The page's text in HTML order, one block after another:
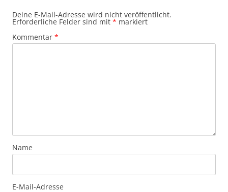
Deine E-Mail-Adresse wird nicht veröffentlicht.
Erforderliche Felder sind mit * markiert
Kommentar *
Name
E-Mail-Adresse